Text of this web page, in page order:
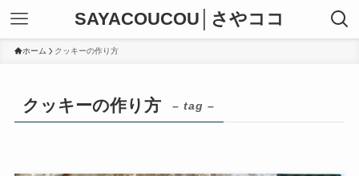
SAYACOUCOU│さやココ
ホーム クッキーの作り方
クッキーの作り方 – tag –